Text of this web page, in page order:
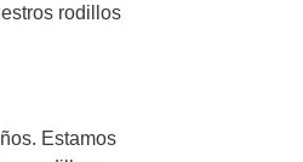
rodillos
Estamos